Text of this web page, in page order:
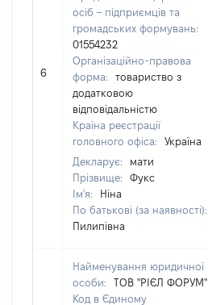
6
осіб – підприємців та
громадських формувань:
01554232
Організаційно-правова
форма:
товариство з
додатковою
відповідальністю
Країна реєстрації
головного офіса:
Україна
Декларує:
мати
Прізвище:
Фукс
Ім'я:
Ніна
По батькові (за наявності):
Пилипівна
Найменування юридичної
особи:
ТОВ "РІЄЛ ФОРУМ"
Код в Єдиному